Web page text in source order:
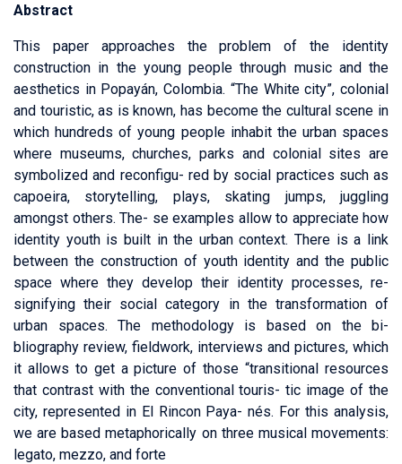
Abstract
This paper approaches the problem of the identity
construction in the young people through music and the
aesthetics in Popayán, Colombia. “The White city”, colonial
and touristic, as is known, has become the cultural scene in
which hundreds of young people inhabit the urban spaces
where museums, churches, parks and colonial sites are
symbolized and reconfigu- red by social practices such as
capoeira, storytelling, plays, skating jumps, juggling
amongst others. The- se examples allow to appreciate how
identity youth is built in the urban context. There is a link
between the construction of youth identity and the public
space where they develop their identity processes, re-
signifying their social category in the transformation of
urban spaces. The methodology is based on the bi-
bliography review, fieldwork, interviews and pictures, which
it allows to get a picture of those “transitional resources
that contrast with the conventional touris- tic image of the
city, represented in El Rincon Paya- nés. For this analysis,
we are based metaphorically on three musical movements:
legato, mezzo, and forte